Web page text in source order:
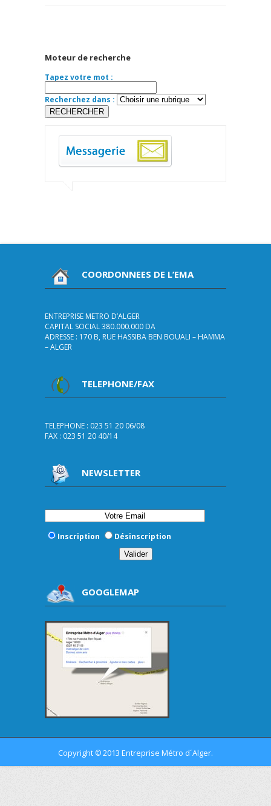
Moteur de recherche
Tapez votre mot :
Recherchez dans :
COORDONNEES DE L’EMA
ENTREPRISE METRO D’ALGER
CAPITAL SOCIAL 380.000.000 DA
ADRESSE : 170 B, RUE HASSIBA BEN BOUALI – HAMMA
– ALGER
TELEPHONE/FAX
TELEPHONE : 023 51 20 06/08
FAX : 023 51 20 40/14
NEWSLETTER
Inscription Désinscription
GOOGLEMAP
Copyright ©2013 Entreprise Métro d´Alger.